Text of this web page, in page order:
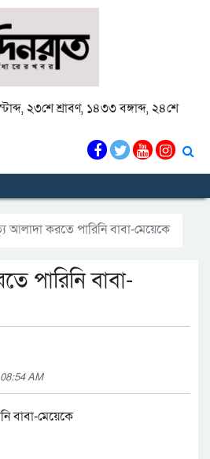
, ২৩শে শ্রাবণ, ১৪৩৩ বঙ্গাব্দ, ২৪শে
আলাদা করতে পারিনি বাবা-মেয়েকে
পারিনি বাবা-
AM